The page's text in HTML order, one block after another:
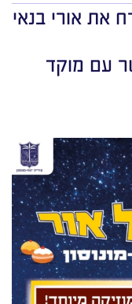
את אורי בנאי
עם מוקד